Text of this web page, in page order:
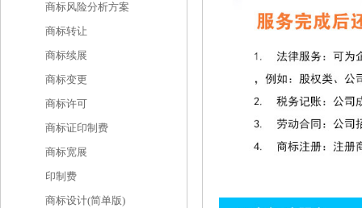
商标风险分析方案
商标转让
商标续展
商标变更
商标许可
商标证印制费
商标宽展
印制费
商标设计(简单版)